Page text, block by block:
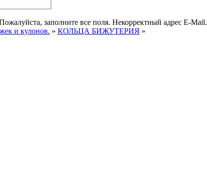
заполните все поля. Некорректный адрес E-Mail.
и кулонов. » КОЛЬЦА БИЖУТЕРИЯ »